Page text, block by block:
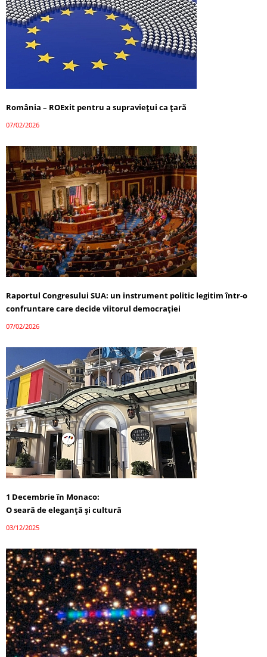
România – ROExit pentru a supraviețui ca țară
07/02/2026
Raportul Congresului SUA: un instrument politic legitim într-o
confruntare care decide viitorul democrației
07/02/2026
1 Decembrie în Monaco:
O seară de eleganță și cultură
03/12/2025